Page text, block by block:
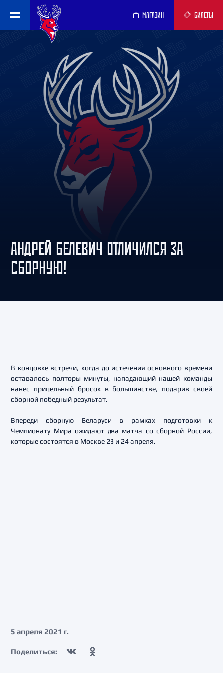
МАГАЗИН БИЛЕТЫ
АНДРЕЙ БЕЛЕВИЧ ОТЛИЧИЛСЯ ЗА
СБОРНУЮ!
В концовке встречи, когда до истечения основного времени
оставалось полторы минуты, нападающий нашей команды
нанес прицельный бросок в большинстве, подарив своей
сборной победный результат.
Впереди сборную Беларуси в рамках подготовки к
Чемпионату Мира ожидают два матча со сборной России,
которые состоятся в Москве 23 и 24 апреля.
5 апреля 2021 г.
Поделиться: